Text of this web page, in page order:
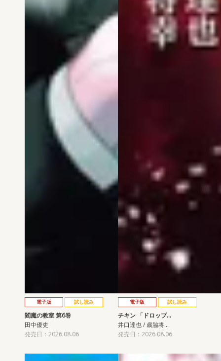
電子版 試し読み
閻魔の教室 第6巻
田中優吏
発売日：2026.08.06
電子版 試し読み
チキン 「ドロップ…
井口達也 / 歳脇将…
発売日：2026.08.06